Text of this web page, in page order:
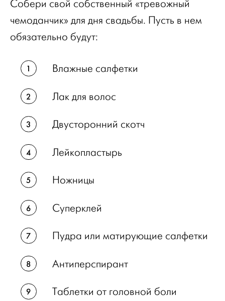
Собери свой собственный «тревожный
чемоданчик» для дня свадьбы. Пусть в нем
обязательно будут:
Влажные салфетки
Лак для волос
Двусторонний скотч
Лейкопластырь
Ножницы
Суперклей
Пудра или матирующие салфетки
Антиперспирант
Таблетки от головной боли